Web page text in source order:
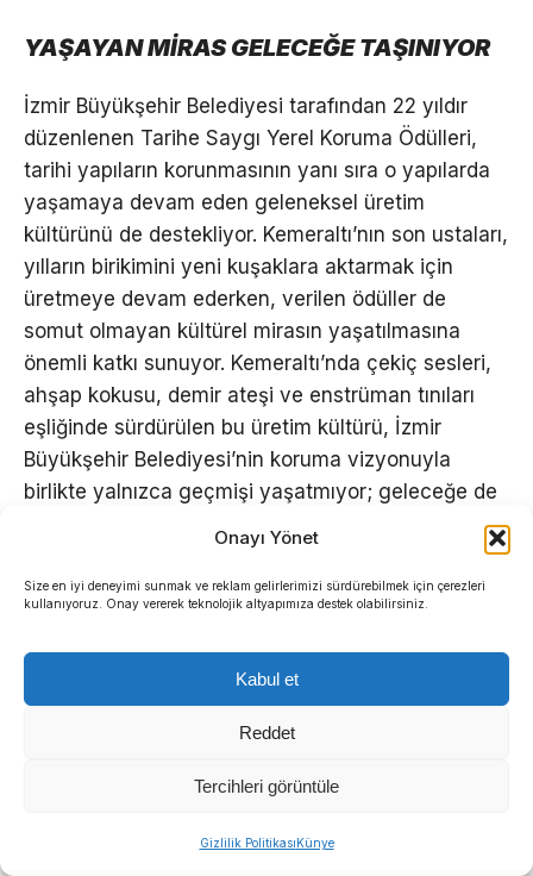
Onayı Yönet
Size en iyi deneyimi sunmak ve reklam gelirlerimizi sürdürebilmek için çerezleri
kullanıyoruz. Onay vererek teknolojik altyapımıza destek olabilirsiniz.
Kabul et
Reddet
Tercihleri görüntüle
Gizlilik PolitikasıKünye
YAŞAYAN MİRAS GELECEĞE TAŞINIYOR
İzmir Büyükşehir Belediyesi tarafından 22 yıldır
düzenlenen Tarihe Saygı Yerel Koruma Ödülleri,
tarihi yapıların korunmasının yanı sıra o yapılarda
yaşamaya devam eden geleneksel üretim
kültürünü de destekliyor. Kemeraltı’nın son ustaları,
yılların birikimini yeni kuşaklara aktarmak için
üretmeye devam ederken, verilen ödüller de
somut olmayan kültürel mirasın yaşatılmasına
önemli katkı sunuyor. Kemeraltı’nda çekiç sesleri,
ahşap kokusu, demir ateşi ve enstrüman tınıları
eşliğinde sürdürülen bu üretim kültürü, İzmir
Büyükşehir Belediyesi’nin koruma vizyonuyla
birlikte yalnızca geçmişi yaşatmıyor; geleceğe de
Demokrat Gündem